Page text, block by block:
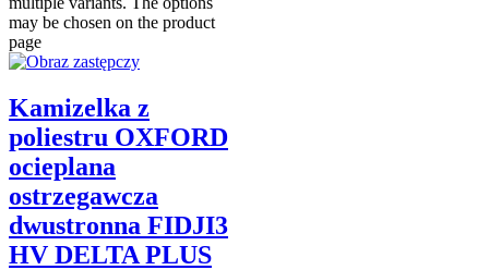
may be chosen on the product
page
Kamizelka z
poliestru OXFORD
ocieplana
ostrzegawcza
dwustronna FIDJI3
HV DELTA PLUS